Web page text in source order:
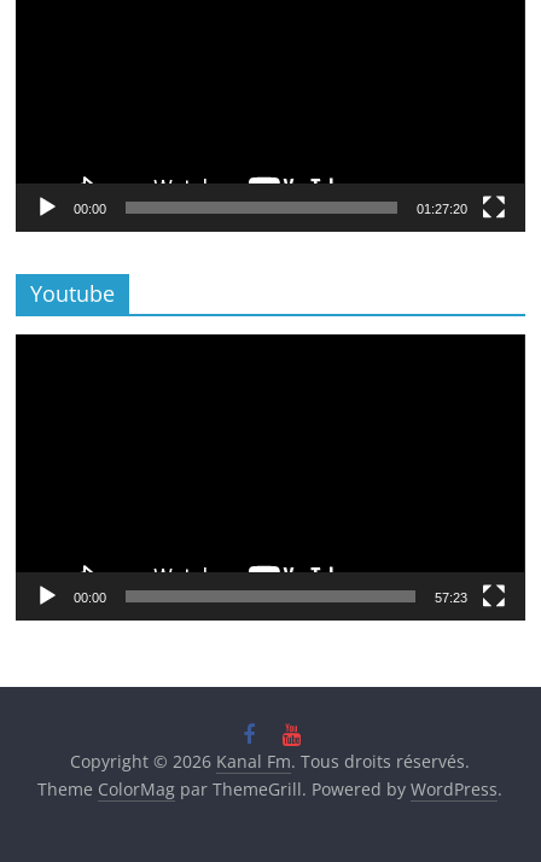
00:00 01:27:20
Youtube
00:00 57:23
Copyright © 2026 Kanal Fm. Tous droits réservés.
Theme ColorMag par ThemeGrill. Powered byWordPress.